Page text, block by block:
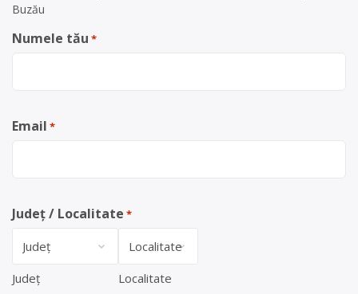
Buzău
Numele tău *
Email *
Județ / Localitate *
Județ Localitate